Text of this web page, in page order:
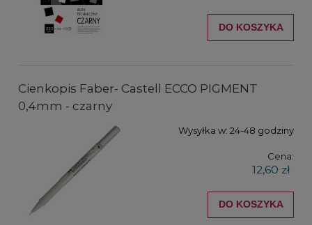
DO KOSZYKA
Cienkopis Faber- Castell ECCO PIGMENT
0,4mm - czarny
Wysyłka w: 24-48 godziny
Cena:
12,60 zł
DO KOSZYKA